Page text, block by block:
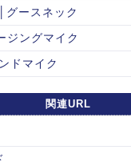
ースネック
ジングマイク
ドマイク
関連URL